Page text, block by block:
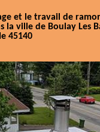
et le travail de
la ville de Boulay Les
45140